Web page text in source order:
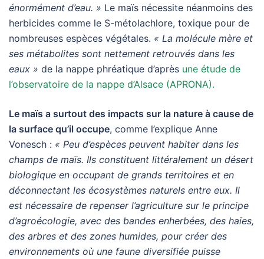
énormément d’eau. » Le maïs nécessite néanmoins des
herbicides comme le S-métolachlore, toxique pour de
nombreuses espèces végétales. « La molécule mère et
ses métabolites sont nettement retrouvés dans les
eaux » de la nappe phréatique d’après une étude de
l’observatoire de la nappe d’Alsace (APRONA).
Le maïs a surtout des impacts sur la nature à cause de
la surface qu’il occupe, comme l’explique Anne
Vonesch : « Peu d’espèces peuvent habiter dans les
champs de maïs. Ils constituent littéralement un désert
biologique en occupant de grands territoires et en
déconnectant les écosystèmes naturels entre eux. Il
est nécessaire de repenser l’agriculture sur le principe
d’agroécologie, avec des bandes enherbées, des haies,
des arbres et des zones humides, pour créer des
environnements où une faune diversifiée puisse